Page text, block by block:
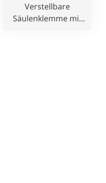
Verstellbare
Säulenklemme mit